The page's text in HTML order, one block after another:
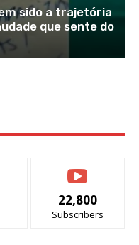
sido a trajetória
que sente do
22,800
Subscribers